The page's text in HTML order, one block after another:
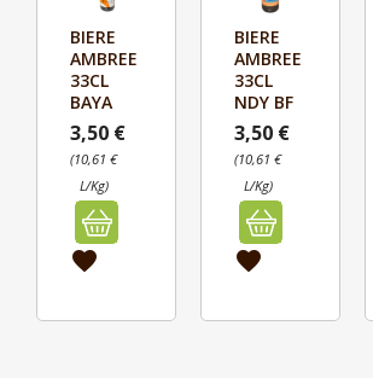

Aperçu
BIERE
AMBREE
33CL
BAYA
3,50 €
(10,61 €
L/Kg)
favorite

Aperçu
BIERE
AMBREE
33CL
NDY BF
3,50 €
(10,61 €
L/Kg)
favorite